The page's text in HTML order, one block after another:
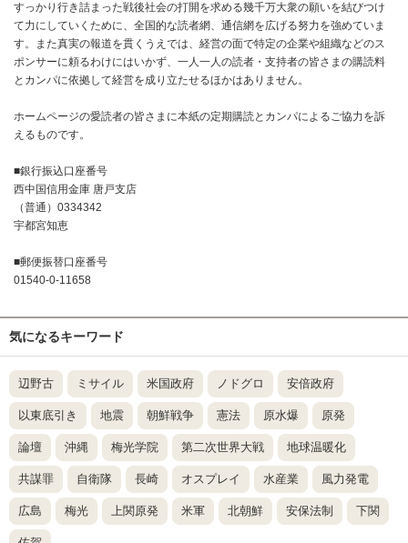
すっかり行き詰まった戦後社会の打開を求める幾千万大衆の願いを結びつけ
て力にしていくために、全国的な読者網、通信網を広げる努力を強めていま
す。また真実の報道を貫くうえでは、経営の面で特定の企業や組織などのス
ポンサーに頼るわけにはいかず、一人一人の読者・支持者の皆さまの購読料
とカンパに依拠して経営を成り立たせるほかはありません。
ホームページの愛読者の皆さまに本紙の定期購読とカンパによるご協力を訴
えるものです。
■銀行振込口座番号
西中国信用金庫 唐戸支店
（普通）0334342
宇都宮知恵
■郵便振替口座番号
01540-0-11658
気になるキーワード
辺野古 ミサイル 米国政府 ノドグロ 安倍政府
以東底引き 地震 朝鮮戦争 憲法 原水爆 原発
論壇 沖縄 梅光学院 第二次世界大戦 地球温暖化
共謀罪 自衛隊 長崎 オスプレイ 水産業 風力発電
広島 梅光 上関原発 米軍 北朝鮮 安保法制 下関